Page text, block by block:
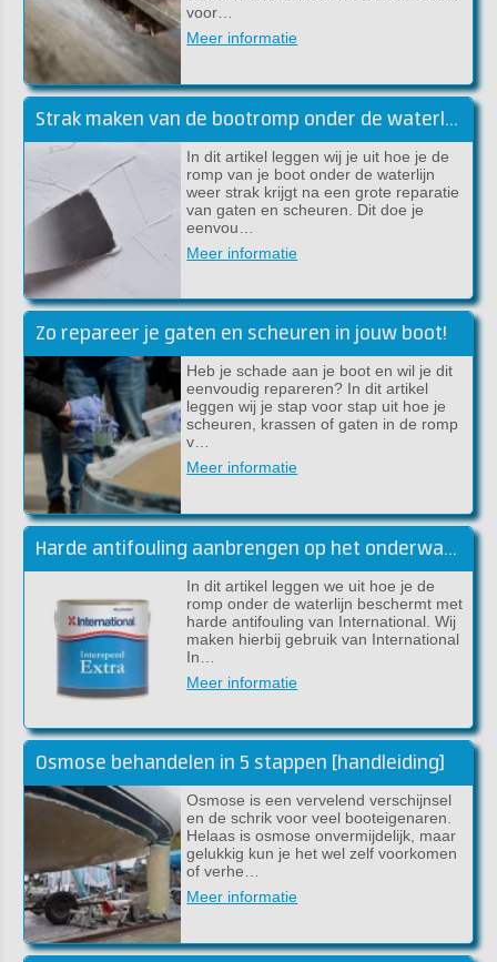
voor…
Meer informatie
Strak maken van de bootromp onder de waterlijn met epoxy plamuur
In dit artikel leggen wij je uit hoe je de
romp van je boot onder de waterlijn
weer strak krijgt na een grote reparatie
van gaten en scheuren. Dit doe je
eenvou…
Meer informatie
Zo repareer je gaten en scheuren in jouw boot!
Heb je schade aan je boot en wil je dit
eenvoudig repareren? In dit artikel
leggen wij je stap voor stap uit hoe je
scheuren, krassen of gaten in de romp
v…
Meer informatie
Harde antifouling aanbrengen op het onderwaterschip
In dit artikel leggen we uit hoe je de
romp onder de waterlijn beschermt met
harde antifouling van International. Wij
maken hierbij gebruik van International
In…
Meer informatie
Osmose behandelen in 5 stappen [handleiding]
Osmose is een vervelend verschijnsel
en de schrik voor veel booteigenaren.
Helaas is osmose onvermijdelijk, maar
gelukkig kun je het wel zelf voorkomen
of verhe…
Meer informatie